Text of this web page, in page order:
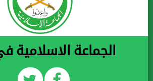
الجماعة الاسلامية